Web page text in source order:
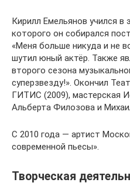
Кирилл Емельянов учился в
которого он собирался
«Меня больше никуда и не
шутил юный актёр. Также
второго сезона
суперзвезду!». Окончил
ГИТИС (2009), мастерская
Альберта Филозова и
С 2010 года — артист
современной пьесы».
Творческая